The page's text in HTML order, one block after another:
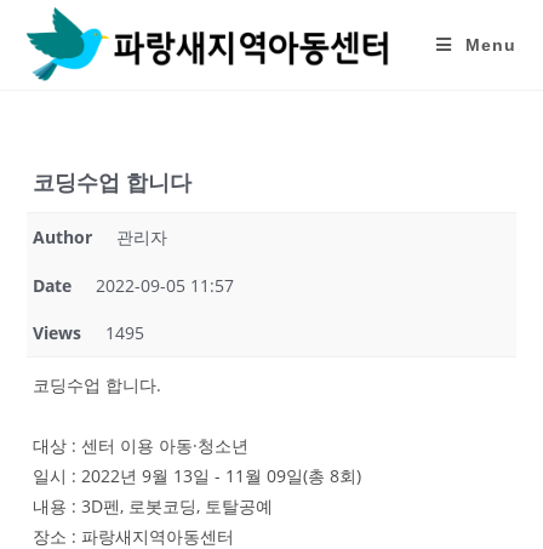
content
Menu
코딩수업 합니다
Author 관리자
Date 2022-09-05 11:57
Views 1495
코딩수업 합니다.
대상 : 센터 이용 아동·청소년
일시 : 2022년 9월 13일 - 11월 09일(총 8회)
내용 : 3D펜, 로봇코딩, 토탈공예
장소 : 파랑새지역아동센터